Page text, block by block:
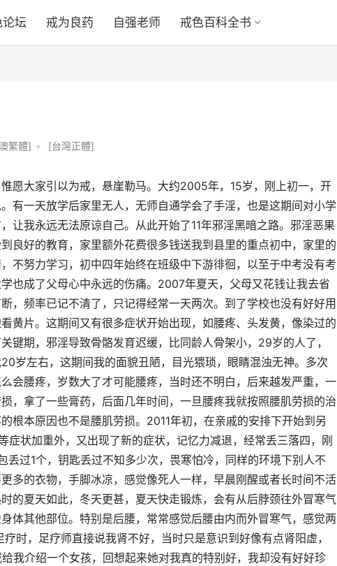
论坛 戒为良药 自强老师 戒色百科全书
繁體] •
[台灣正體]
愿大家引以为戒，悬崖勒马。大约2005年，15岁，刚上初一，开
有一天放学后家里无人，无师自通学会了手淫，也是这期间对小学
让我永远无法原谅自己。从此开始了11年邪淫黑暗之路。邪淫恶果
良好的教育，家里额外花费很多钱送我到县里的重点初中，家里的
不努力学习，初中四年始终在班级中下游徘徊，以至于中考没有考
也成了父母心中永远的伤痛。2007年夏天，父母又花钱让我去省
，频率已记不清了，只记得经常一天两次。到了学校也没有好好用
黄片。这期间又有很多症状开始出现，如腰疼、头发黄，像染过的
键期，邪淫导致骨骼发育迟缓，比同龄人骨架小，29岁的人了，
岁左右，这期间我的面貌丑陋，目光猥琐，眼睛混浊无神。多次
会腰疼，岁数大了才可能腰疼，当时还不明白，后来越发严重，一
，拿了一些膏药，后面几年时间，一旦腰疼我就按照腰肌劳损的治
根本原因也不是腰肌劳损。2011年初，在亲戚的安排下开始到另
状加重外，又出现了新的症状，记忆力减退，经常丢三落四，刚
过1个，钥匙丢过不知多少次，畏寒怕冷，同样的环境下别人不
多的衣物，手脚冰凉，感觉像死人一样，早晨刚醒或者长时间不活
的夏天如此，冬天更甚，夏天快走锻炼，会有从后脖颈往外冒寒气
体其他部位。特别是后腰，常常感觉后腰由内而外冒寒气，感觉两
时，足疗师直接说我肾不好，当时只是意识到好像有点肾阳虚，
我介绍一个女孩，回想起来她对我真的特别好，我却没有好好珍